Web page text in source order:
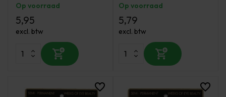
Op voorraad
5,95
excl. btw
Op voorraad
5,79
excl. btw